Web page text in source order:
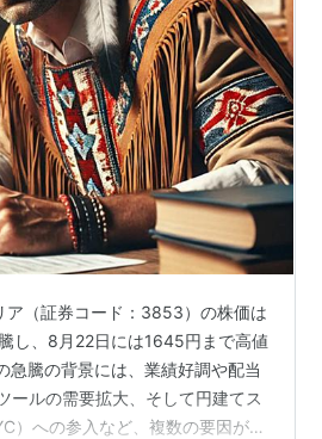
（証券コード：3853）の株価は
し、8月22日には1645円まで高値
急騰の背景には、業績好調や配当
ールの需要拡大、そして円建てス
）への参入など、複数の要因が複